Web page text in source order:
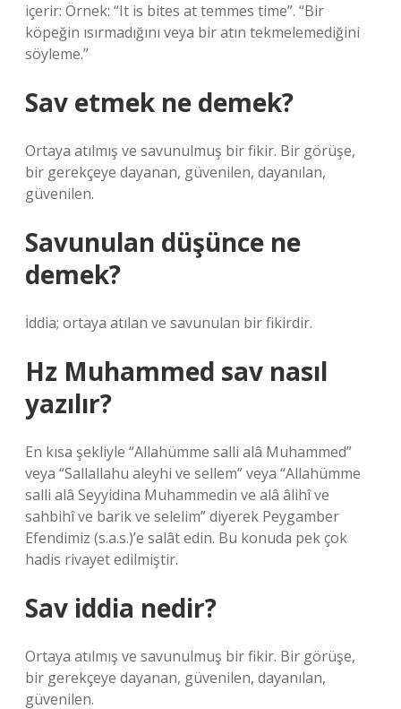
içerir: Örnek: “It is bites at temmes time”. “Bir
köpeğin ısırmadığını veya bir atın tekmelemediğini
söyleme.”
Sav etmek ne demek?
Ortaya atılmış ve savunulmuş bir fikir. Bir görüşe,
bir gerekçeye dayanan, güvenilen, dayanılan,
güvenilen.
Savunulan düşünce ne
demek?
İddia; ortaya atılan ve savunulan bir fikirdir.
Hz Muhammed sav nasıl
yazılır?
En kısa şekliyle “Allahümme salli alâ Muhammed”
veya “Sallallahu aleyhi ve sellem” veya “Allahümme
salli alâ Seyyidina Muhammedin ve alâ âlihî ve
sahbihî ve barik ve selelim” diyerek Peygamber
Efendimiz (s.a.s.)’e salât edin. Bu konuda pek çok
hadis rivayet edilmiştir.
Sav iddia nedir?
Ortaya atılmış ve savunulmuş bir fikir. Bir görüşe,
bir gerekçeye dayanan, güvenilen, dayanılan,
güvenilen.